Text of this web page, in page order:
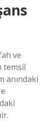
ve
temsil
anındaki